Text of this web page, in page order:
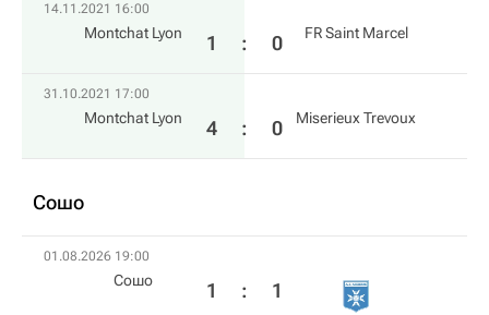
14.11.2021 16:00
Montchat Lyon 1 : 0 FR Saint Marcel
31.10.2021 17:00
Montchat Lyon 4 : 0 Miserieux Trevoux
Сошо
01.08.2026 19:00
Сошо 1 : 1